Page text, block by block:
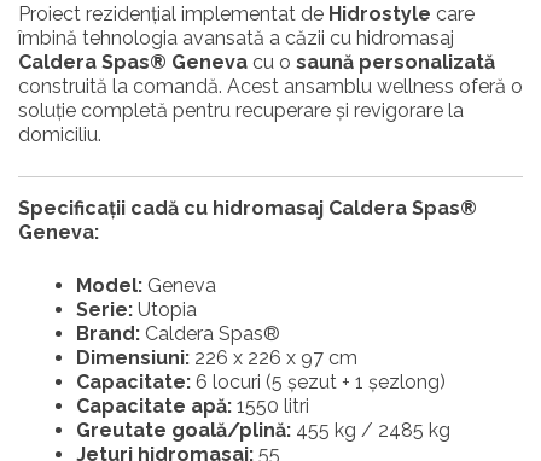
Proiect rezidențial implementat de Hidrostyle care
îmbină tehnologia avansată a căzii cu hidromasaj
Caldera Spas® Geneva cu o saună personalizată
construită la comandă. Acest ansamblu wellness oferă o
soluție completă pentru recuperare și revigorare la
domiciliu.
Specificații cadă cu hidromasaj Caldera Spas®
Geneva:
Model: Geneva
Serie: Utopia
Brand: Caldera Spas®
Dimensiuni: 226 x 226 x 97 cm
Capacitate: 6 locuri (5 șezut + 1 șezlong)
Capacitate apă: 1550 litri
Greutate goală/plină: 455 kg / 2485 kg
Jeturi hidromasaj: 55